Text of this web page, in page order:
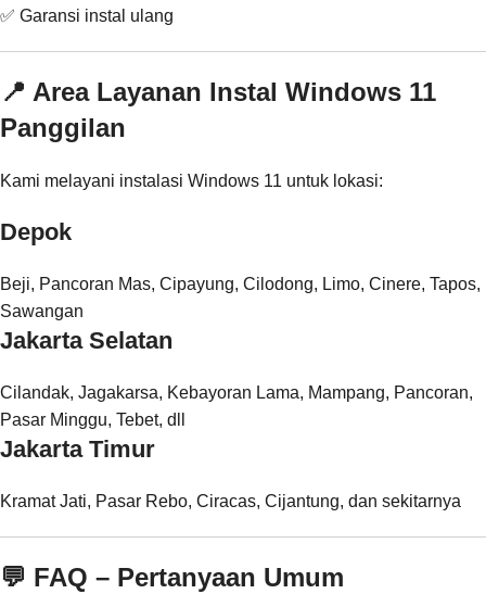
✅ Garansi instal ulang
📍 Area Layanan Instal Windows 11
Panggilan
Kami melayani instalasi Windows 11 untuk lokasi:
Depok
Beji, Pancoran Mas, Cipayung, Cilodong, Limo, Cinere, Tapos,
Sawangan
Jakarta Selatan
Cilandak, Jagakarsa, Kebayoran Lama, Mampang, Pancoran,
Pasar Minggu, Tebet, dll
Jakarta Timur
Kramat Jati, Pasar Rebo, Ciracas, Cijantung, dan sekitarnya
💬 FAQ – Pertanyaan Umum